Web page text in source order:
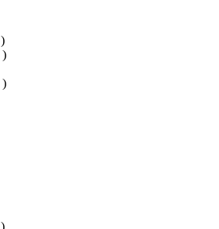
)
)
)
)